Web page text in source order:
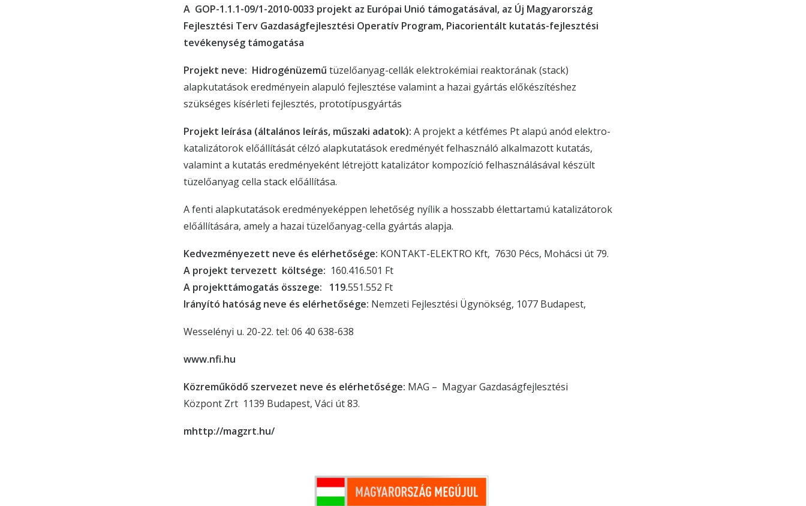
A GOP-1.1.1-09/1-2010-0033 projekt az Európai Unió támogatásával, az Új Magyarország
Fejlesztési Terv Gazdaságfejlesztési Operatív Program, Piacorientált kutatás-fejlesztési
tevékenység támogatása
Projekt neve: Hidrogénüzemű tüzelőanyag-cellák elektrokémiai reaktorának (stack)
alapkutatások eredményein alapuló fejlesztése valamint a hazai gyártás előkészítéshez
szükséges kísérleti fejlesztés, prototípusgyártás
Projekt leírása (általános leírás, műszaki adatok): A projekt a kétfémes Pt alapú anód elektro-
katalizátorok előállítását célzó alapkutatások eredményét felhasználó alkalmazott kutatás,
valamint a kutatás eredményeként létrejött katalizátor kompozíció felhasználásával készült
tüzelőanyag cella stack előállítása.
A fenti alapkutatások eredményeképpen lehetőség nyílik a hosszabb élettartamú katalizátorok
előállítására, amely a hazai tüzelőanyag-cella gyártás alapja.
Kedvezményezett neve és elérhetősége: KONTAKT-ELEKTRO Kft, 7630 Pécs, Mohácsi út 79.
A projekt tervezett költsége: 160.416.501 Ft
A projekttámogatás összege: 119.551.552 Ft
Irányító hatóság neve és elérhetősége: Nemzeti Fejlesztési Ügynökség, 1077 Budapest,
Wesselényi u. 20-22. tel: 06 40 638-638
www.nfi.hu
Közreműködő szervezet neve és elérhetősége: MAG – Magyar Gazdaságfejlesztési
Központ Zrt 1139 Budapest, Váci út 83.
mhttp://magzrt.hu/